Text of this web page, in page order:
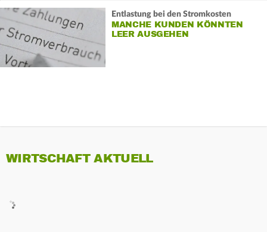
Entlastung bei den Stromkosten
MANCHE KUNDEN KÖNNTEN
LEER AUSGEHEN
WIRTSCHAFT AKTUELL